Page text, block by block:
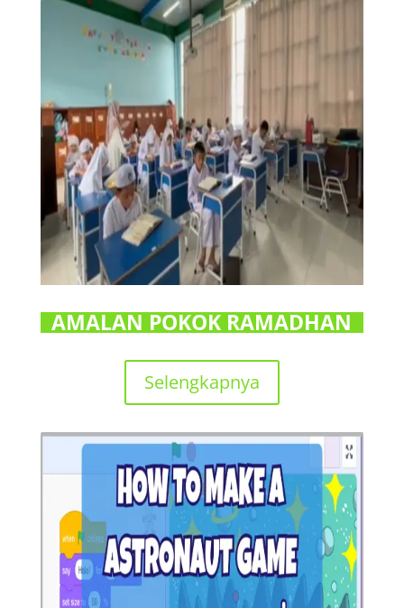
AMALAN POKOK RAMADHAN
Selengkapnya